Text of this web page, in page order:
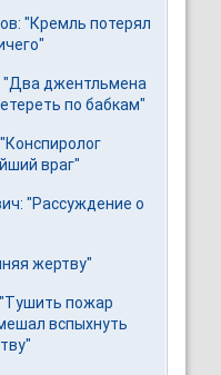
"Кремль потерял
"Два джентльмена
по бабкам"
враг"
"Рассуждение о
жертву"
пожар
вспыхнуть